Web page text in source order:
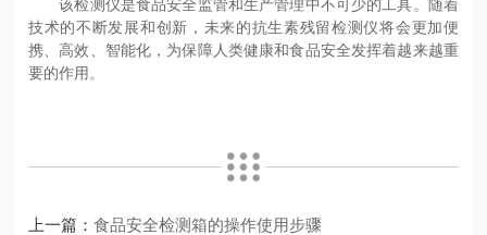
该检测仪是食品安全监管和生产管理中不可少的工具。随着
技术的不断发展和创新，未来的抗生素残留检测仪将会更加便
携、高效、智能化，为保障人类健康和食品安全发挥着越来越重
要的作用。
上一篇：食品安全检测箱的操作使用步骤